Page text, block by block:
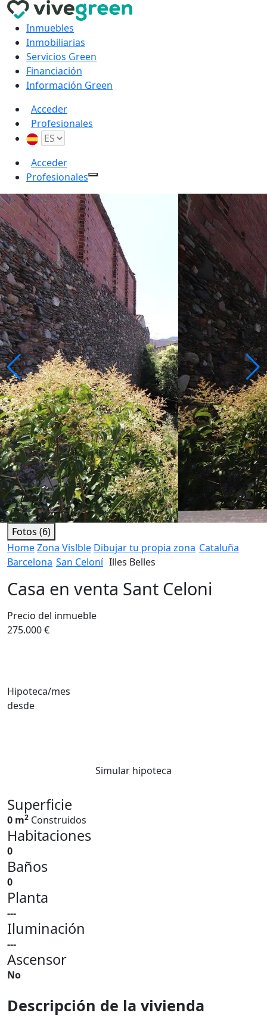
Inmuebles
Inmobiliarias
Servicios Green
Financiación
Información Green
Acceder
Profesionales
Acceder
Profesionales
Fotos (6)
HomeZona Vislble Dibujar tu propia zona Cataluña
Barcelona San Celoní Illes Belles
Casa en venta Sant Celoni
Precio del inmueble
275.000 €
Hipoteca/mes
desde
Simular hipoteca
Superficie
0 m2 Construidos
Habitaciones
0
Baños
0
Planta
---
Iluminación
---
Ascensor
No
Descripción de la vivienda